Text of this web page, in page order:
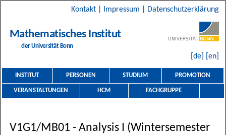
Kontakt Impressum Datenschutzerklärung
Mathematisches Institut
der Universität Bonn
[de] [en]
INSTITUT PERSONEN STUDIUM PROMOTION
VERANSTALTUNGEN HCM FACHGRUPPE
V1G1/MB01 - Analysis I (Wintersemester